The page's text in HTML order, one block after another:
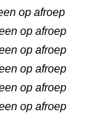
op afroep
op afroep
op afroep
op afroep
op afroep
op afroep